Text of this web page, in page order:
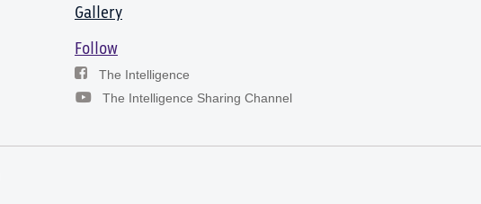
Gallery
Follow
The Intelligence
The Intelligence Sharing Channel